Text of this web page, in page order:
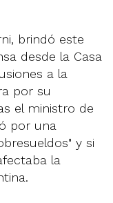
brindó este
desde la Casa
a la
por su
el ministro de
por una
y si
la